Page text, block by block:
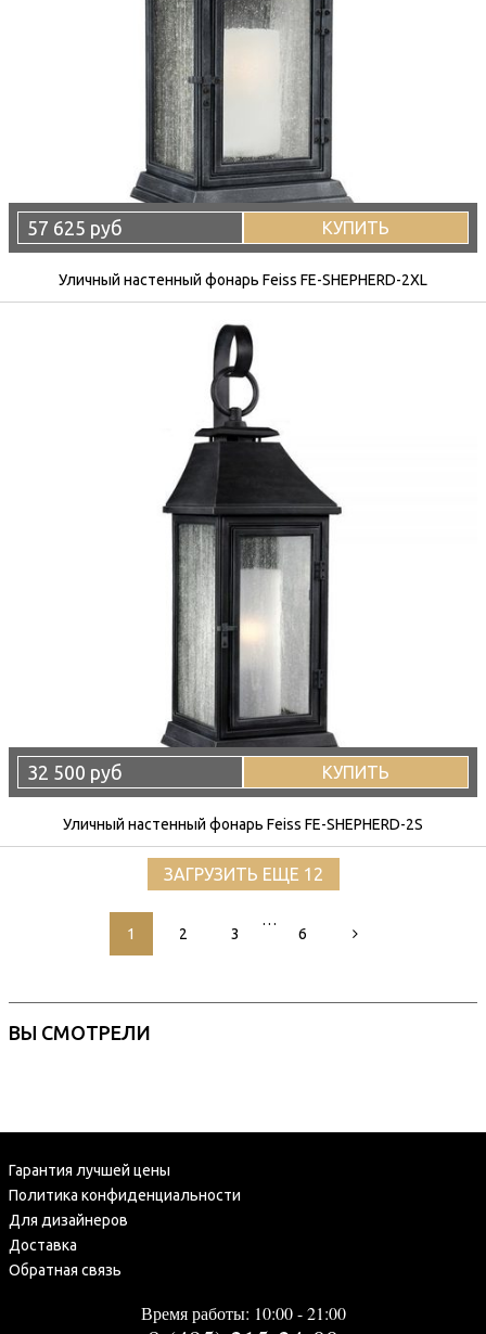
57 625 руб КУПИТЬ
Уличный настенный фонарь Feiss FE-SHEPHERD-2XL
32 500 руб КУПИТЬ
Уличный настенный фонарь Feiss FE-SHEPHERD-2S
ЗАГРУЗИТЬ ЕЩЕ 12
1 2 3
…
6
ВЫ СМОТРЕЛИ
Гарантия лучшей цены
Политика конфиденциальности
Для дизайнеров
Доставка
Обратная связь
Время работы: 10:00 - 21:00